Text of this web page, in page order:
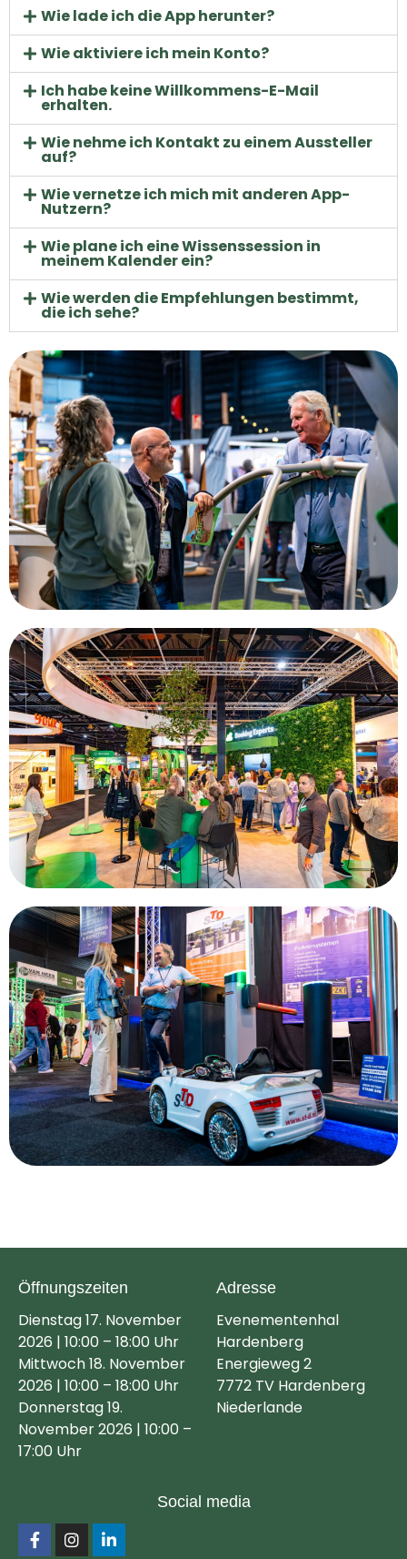
Wie lade ich die App herunter?
Wie aktiviere ich mein Konto?
Ich habe keine Willkommens-E-Mail
erhalten.
Wie nehme ich Kontakt zu einem Aussteller
auf?
Wie vernetze ich mich mit anderen App-
Nutzern?
Wie plane ich eine Wissenssession in
meinem Kalender ein?
Wie werden die Empfehlungen bestimmt,
die ich sehe?
Öffnungszeiten
Dienstag 17. November
2026 | 10:00 – 18:00 Uhr
Mittwoch 18. November
2026 | 10:00 – 18:00 Uhr
Donnerstag 19.
November 2026 | 10:00 –
17:00 Uhr
Adresse
Evenementenhal
Hardenberg
Energieweg 2
7772 TV Hardenberg
Niederlande
Social media